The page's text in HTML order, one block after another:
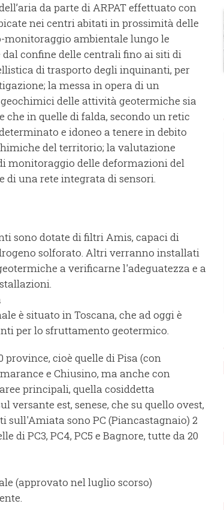
da parte di ARPAT effettuato con
nei centri abitati in prossimità delle
monitoraggio ambientale lungo le
confine delle centrali fino ai siti di
di trasporto degli inquinanti, per
la messa in opera di un
delle attività geotermiche sia
in quelle di falda, secondo un retic
e idoneo a tenere in debito
del territorio; la valutazione
monitoraggio delle deformazioni del
una rete integrata di sensori.
sono dotate di filtri Amis, capaci di
solforato. Altri verranno installati
a verificarne l'adeguatezza e a
è situato in Toscana, che ad oggi è
per lo sfruttamento geotermico.
province, cioè quelle di Pisa (con
e Chiusino, ma anche con
principali, quella cosiddetta
versante est, senese, che su quello ovest,
sull'Amiata sono PC (Piancastagnaio) 2
di PC3, PC4, PC5 e Bagnore, tutte da 20
(approvato nel luglio scorso)